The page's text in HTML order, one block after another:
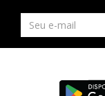
Newsletter